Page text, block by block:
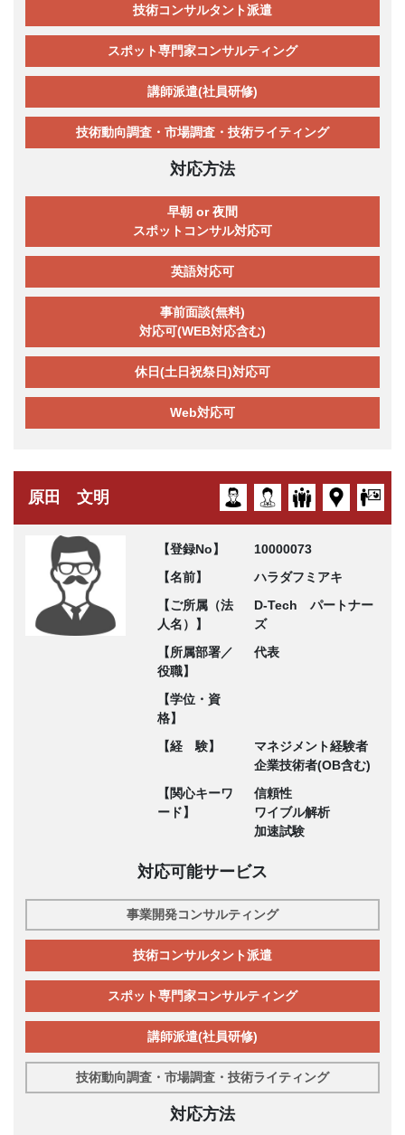
技術コンサルタント派遣
スポット専門家コンサルティング
講師派遣(社員研修)
技術動向調査・市場調査・技術ライティング
対応方法
早朝 or 夜間
スポットコンサル対応可
英語対応可
事前面談(無料)
対応可(WEB対応含む)
休日(土日祝祭日)対応可
Web対応可
原田 文明
【登録No】
10000073
【名前】
ハラダフミアキ
【ご所属（法
人名）】
D-Tech パートナー
ズ
【所属部署／
役職】
代表
【学位・資
格】
【経 験】
マネジメント経験者
企業技術者(OB含む)
【関心キーワ
ード】
信頼性
ワイブル解析
加速試験
対応可能サービス
事業開発コンサルティング
技術コンサルタント派遣
スポット専門家コンサルティング
講師派遣(社員研修)
技術動向調査・市場調査・技術ライティング
対応方法